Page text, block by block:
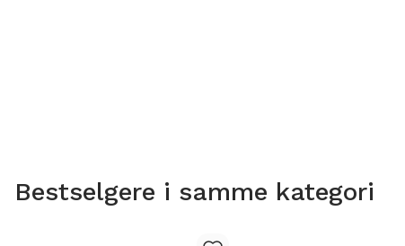
Bestselgere i samme kategori